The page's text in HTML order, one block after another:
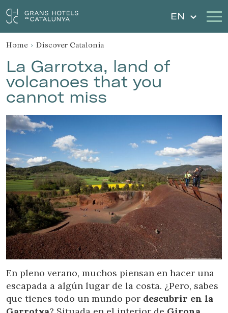
EN
Our Hotels Getaways
Weddings Gift Voucher
My reservation
Sign in Sign up
Location/hotel name
Home Discover Catalonia
La Garrotxa, land of
volcanoes that you
cannot miss
En pleno verano, muchos piensan en hacer una
escapada a algún lugar de la costa. ¿Pero, sabes
que tienes todo un mundo por descubrir en la